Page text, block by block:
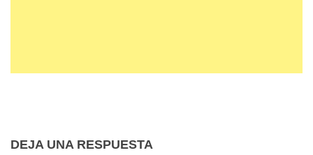
DEJA UNA RESPUESTA